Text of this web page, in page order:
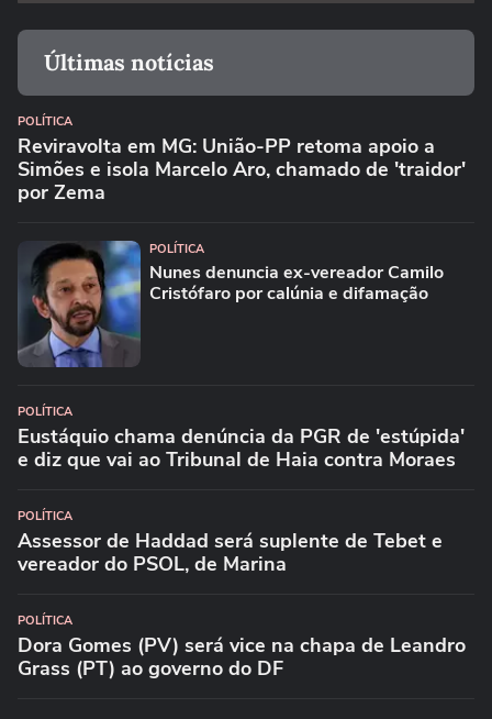
Últimas notícias
POLÍTICA
Reviravolta em MG: União-PP retoma apoio a
Simões e isola Marcelo Aro, chamado de 'traidor'
por Zema
POLÍTICA
Nunes denuncia ex-vereador Camilo
Cristófaro por calúnia e difamação
POLÍTICA
Eustáquio chama denúncia da PGR de 'estúpida'
e diz que vai ao Tribunal de Haia contra Moraes
POLÍTICA
Assessor de Haddad será suplente de Tebet e
vereador do PSOL, de Marina
POLÍTICA
Dora Gomes (PV) será vice na chapa de Leandro
Grass (PT) ao governo do DF